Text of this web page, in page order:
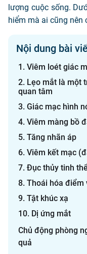
lượng cuộc sống.
hiểm mà ai cũng nên
Nội dung bài
1. Viêm loét giác
2. Lẹo mắt là một
quan tâm
3. Giác mạc hình
4. Viêm màng bồ
5. Tăng nhãn áp
6. Viêm kết mạc
7. Đục thủy tinh
8. Thoái hóa điểm
9. Tật khúc xạ
10. Dị ứng mắt
Chủ động phòng
quả